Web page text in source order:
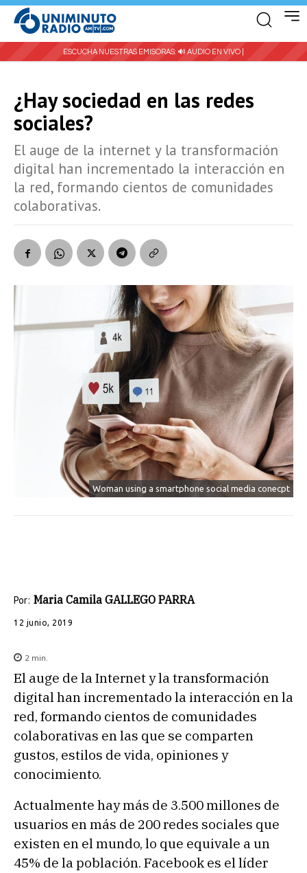
ESCUCHA NUESTRAS EMISORAS: 🔊 AUDIO EN VIVO |
¿Hay sociedad en las redes
sociales?
El auge de la internet y la transformación
digital han incrementado la interacción en
la red, formando cientos de comunidades
colaborativas.
Woman using a smartphone social media conecpt
Por: Maria Camila GALLEGO PARRA
12 junio, 2019
2 min.
El auge de la Internet y la transformación
digital han incrementado la interacción en la
red, formando cientos de comunidades
colaborativas en las que se comparten
gustos, estilos de vida, opiniones y
conocimiento.
Actualmente hay más de 3.500 millones de
usuarios en más de 200 redes sociales que
existen en el mundo, lo que equivale a un
45% de la población. Facebook es el líder